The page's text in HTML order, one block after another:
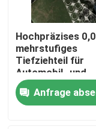
Haus
Produkte
Hochpräzises
mehrstufiges
Tiefziehteil für
Automobil- und
Anfrage